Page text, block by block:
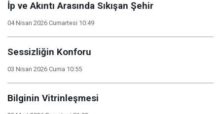
İp ve Akıntı Arasında Sıkışan Şehir
04 Nisan 2026 Cumartesi 10:49
Sessizliğin Konforu
03 Nisan 2026 Cuma 10:55
Bilginin Vitrinleşmesi